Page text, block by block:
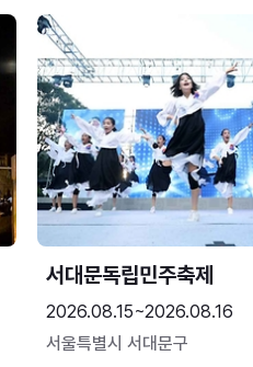
서대문독립민주축제
2026.08.15~2026.08.16
서울특별시 서대문구